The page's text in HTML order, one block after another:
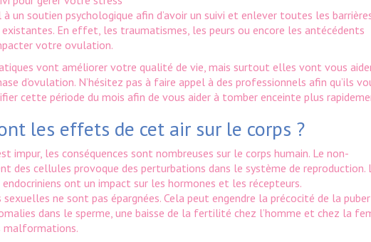
à un soutien psychologique afin d’avoir un suivi et enlever toutes les
existantes. En effet, les traumatismes, les peurs ou encore les antécédents
votre ovulation.
vont améliorer votre qualité de vie, mais surtout elles vont vous
d’ovulation. N’hésitez pas à faire appel à des professionnels afin qu’ils
cette période du mois afin de vous aider à tomber enceinte plus
les effets de cet air sur le corps ?
impur, les conséquences sont nombreuses sur le corps humain. Le non-
des cellules provoque des perturbations dans le système de reproduction.
ont un impact sur les hormones et les récepteurs.
sexuelles ne sont pas épargnées. Cela peut engendre la précocité de la
dans le sperme, une baisse de la fertilité chez l’homme et chez la
malformations.